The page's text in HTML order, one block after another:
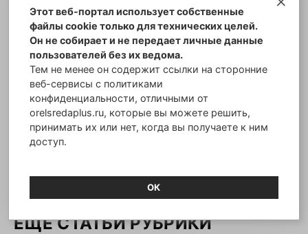
собаки в Орле не выявлено».
Сергей МИЛЯХИН
Фото со страницы Виталии Румянцевой ВК
https://vk.com/kot_i_pes_orel?
ЕЩЕ СТАТЬИ РУБРИКИ
Этот веб-портал использует собственные
файлы cookie только для технических целей.
Он не собирает и не передает личные данные
пользователей без их ведома.
Тем не менее он содержит ссылки на сторонние
веб-сервисы с политиками
конфиденциальности, отличными от
orelsredaplus.ru, которые вы можете решить,
принимать их или нет, когда вы получаете к ним
доступ.
ОК